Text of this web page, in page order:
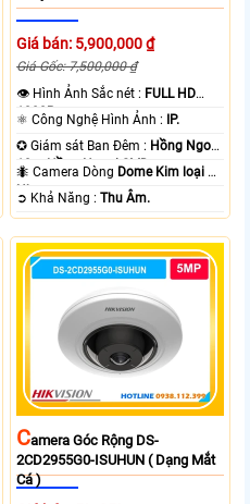
Giá bán: 5,900,000 ₫
Giá Gốc: 7,500,000 ₫
👁 Hình Ảnh Sắc nét : FULL HD
1080P .
⚛️ Công Nghệ Hình Ảnh :
IP.
✪ Giám sát Ban Đêm : Hồng Ngoại
10m Hồng Ngoại SMD.
🐜 Camera Dòng Dome Kim loại +
Nhựa.
️➲ Khả Năng :Thu Âm.
CAmera Góc Rộng DS-
2CD2955G0-ISUHUN ( Dạng Mắt
Cá )